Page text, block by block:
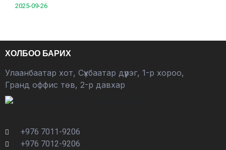
2025-09-26
ХОЛБОО БАРИХ
Улаанбаатар хот, Сүхбаатар дүүрэг, 1-р хороо,
Гранд оффис төв, 2-р давхар
+976 7011-9206
+976 7012-9206